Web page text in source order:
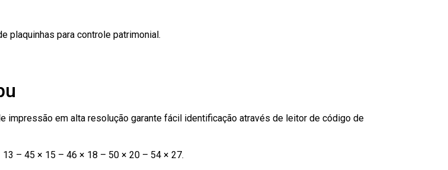
plaquinhas para controle patrimonial.
impressão em alta resolução garante fácil identificação através de leitor de código de
– 45 × 15 – 46 × 18 – 50 × 20 – 54 × 27.